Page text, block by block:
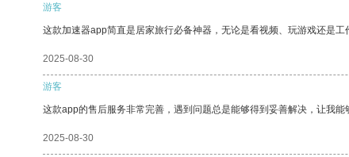
游客
这款加速器app简直是居家旅行必备神器，无论是看视频、玩游戏还是
2025-08-30
游客
这款app的售后服务非常完善，遇到问题总是能够得到妥善解决，让我能
2025-08-30